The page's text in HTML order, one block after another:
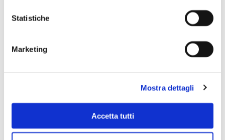
Statistiche
Marketing
Mostra dettagli
Accetta tutti